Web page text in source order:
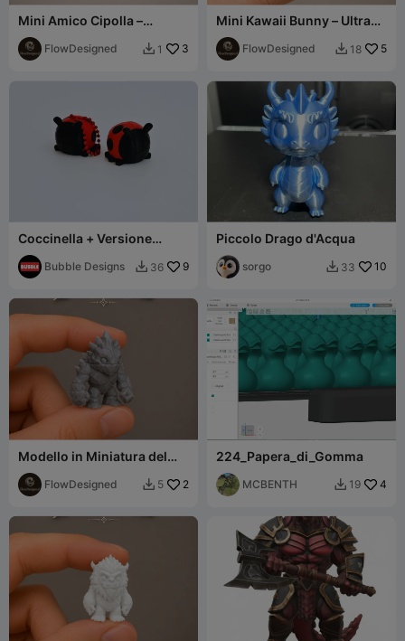
Mini Amico Cipolla –
Stampa Veloce
FlowDesigned  1 3
Mini Kawaii Bunny – Ultra
Dettagliato
FlowDesigned  18 5
Coccinella + Versione
Portachiavi
Bubble Designs  36 9
Piccolo Drago d'Acqua
sorgo  33 10
Modello in Miniatura del
Golem – Collezione Bestie
Mitologiche
FlowDesigned  5 2
224_Papera_di_Gomma
MCBENTH  19 4